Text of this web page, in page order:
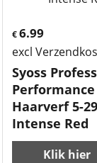
€ 6.99
excl
Syoss
Performance
Haarverf 5-29
Intense Red
Klik hier